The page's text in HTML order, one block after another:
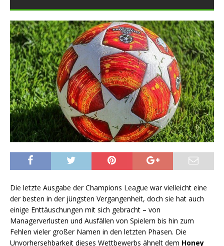
Die letzte Ausgabe der Champions League war vielleicht eine
der besten in der jüngsten Vergangenheit, doch sie hat auch
einige Enttäuschungen mit sich gebracht – von
Managerverlusten und Ausfällen von Spielern bis hin zum
Fehlen vieler großer Namen in den letzten Phasen. Die
Unvorhersehbarkeit dieses Wettbewerbs ähnelt dem Honey